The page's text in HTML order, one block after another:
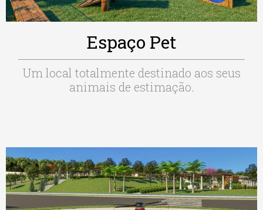
Espaço Pet
Um local totalmente destinado aos seus
animais de estimação.